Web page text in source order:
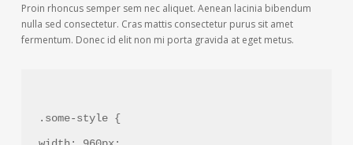
Proin rhoncus semper sem nec aliquet. Aenean lacinia bibendum
nulla sed consectetur. Cras mattis consectetur purus sit amet
fermentum. Donec id elit non mi porta gravida at eget metus.
.some-style {